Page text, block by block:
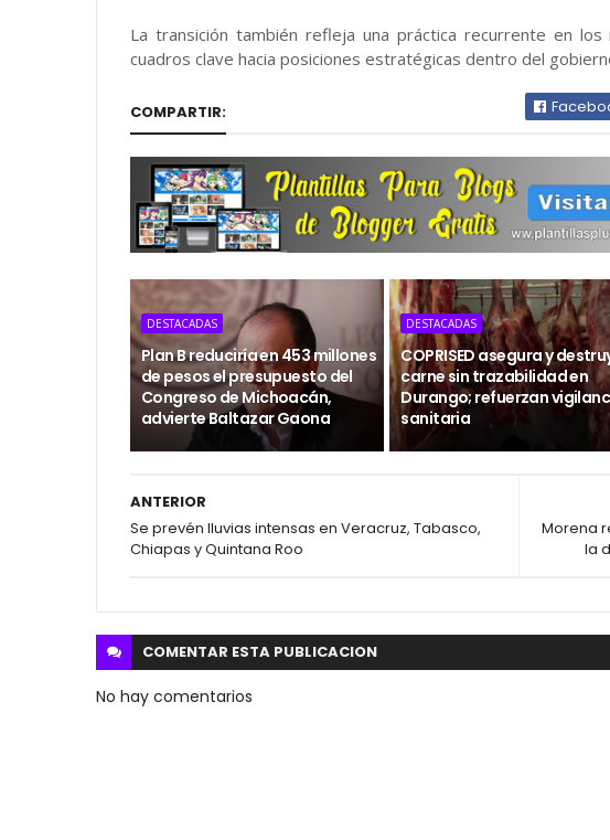
La transición también refleja una práctica recurrente en
cuadros clave hacia posiciones estratégicas dentro del
COMPARTIR:
DESTACADAS
Plan B reduciría en 453 millones
de pesos el presupuesto del
Congreso de Michoacán,
advierte Baltazar Gaona
DESTACADAS
COPRISED asegura y
carne sin trazabilidad en
Durango; refuerzan
sanitaria
Morena
la
ANTERIOR
Se prevén lluvias intensas en Veracruz, Tabasco,
Chiapas y Quintana Roo
COMENTAR ESTA PUBLICACION
No hay comentarios